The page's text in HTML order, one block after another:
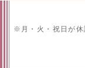
※月・火・祝日が休